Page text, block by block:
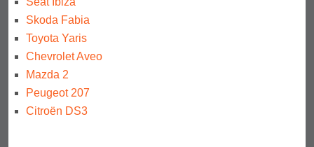
Skoda Fabia
Toyota Yaris
Chevrolet Aveo
Mazda 2
Peugeot 207
Citroën DS3